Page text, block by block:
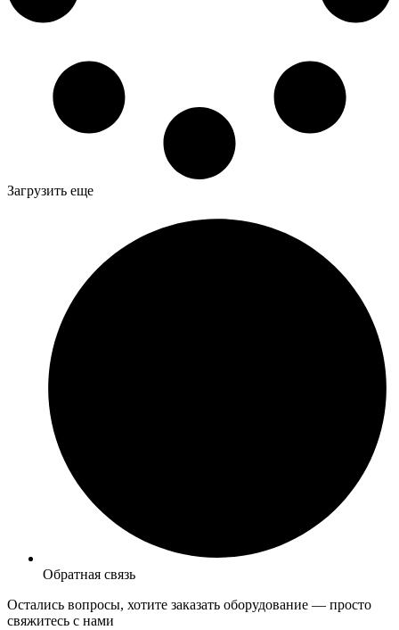
Загрузить еще
Обратная связь
Остались вопросы, хотите заказать оборудование — просто
свяжитесь с нами